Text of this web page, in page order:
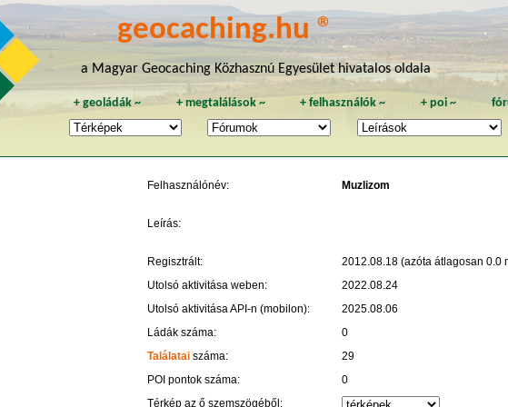
geocaching.hu ®
a Magyar Geocaching Közhasznú Egyesület hivatalos oldala
+geoládák~ + megtalálások~ +felhasználók ~ + poi~
Felhasználónév: Muzlizom
Leírás:
Regisztrált:
2012.08.18 (azóta átlagosan 0.0
Utolsó aktivitása weben:
2022.08.24
Utolsó aktivitása API-n (mobilon):
2025.08.06
Ládák száma:
0
Találatai száma:
29
POI pontok száma:
0
Térkép az ő szemszögéből: